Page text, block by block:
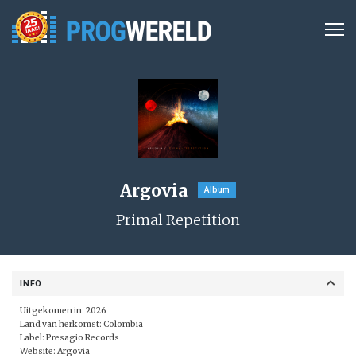
Argovia Album
Primal Repetition
INFO
Uitgekomen in: 2026
Land van herkomst: Colombia
Label: Presagio Records
Website: Argovia